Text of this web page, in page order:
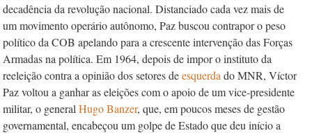
decadência da revolução nacional. Distanciado cada vez mais de
um movimento operário autônomo, Paz buscou contrapor o peso
político da COB apelando para a crescente intervenção das Forças
Armadas na política. Em 1964, depois de impor o instituto da
reeleição contra a opinião dos setores deesquerda do MNR, Víctor
Paz voltou a ganhar as eleições com o apoio de um vice-presidente
militar, o general Hugo Banzer, que, em poucos meses de gestão
governamental, encabeçou um golpe de Estado que deu início a